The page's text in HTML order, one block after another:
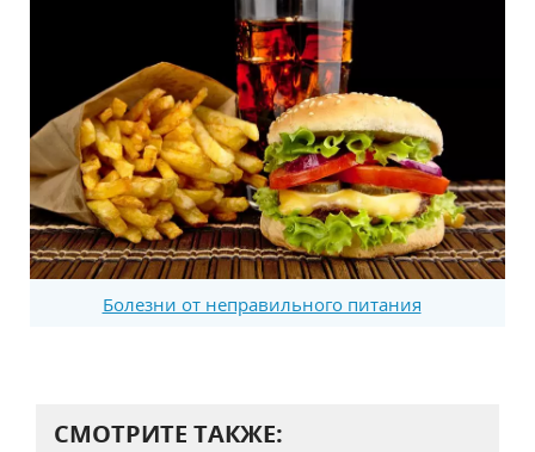
Болезни от неправильного питания
СМОТРИТЕ ТАКЖЕ: